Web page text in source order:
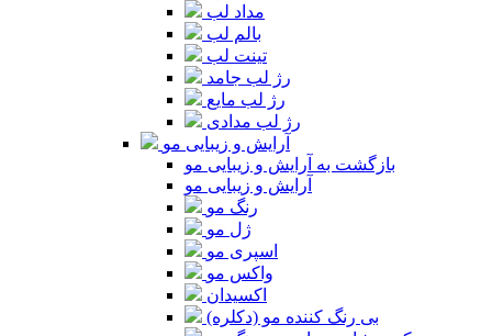
مداد لب
بالم لب
تینت لب
رژ لب جامد
رژ لب مایع
رژ لب مدادی
آرایش و زیبایی مو
بازگشت به آرایش و زیبایی مو
آرایش و زیبایی مو
رنگ مو
ژل مو
اسپری مو
واکس مو
اکسیدان
بی رنگ کننده مو (دکلره)